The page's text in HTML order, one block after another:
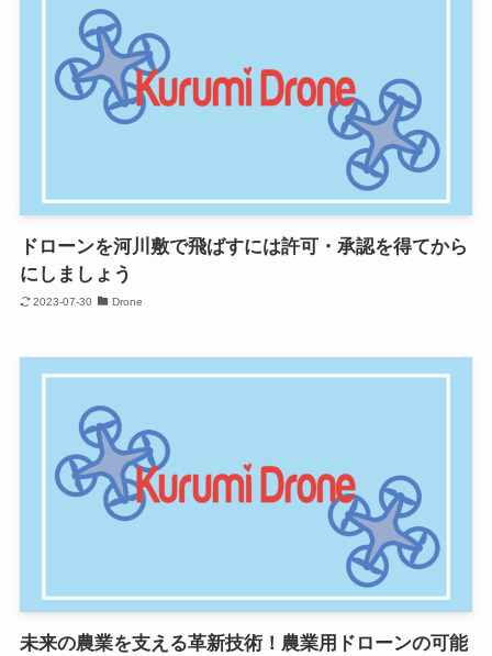
ドローンを河川敷で飛ばすには許可・承認を得てから
にしましょう
2023-07-30 Drone
未来の農業を支える革新技術！農業用ドローンの可能